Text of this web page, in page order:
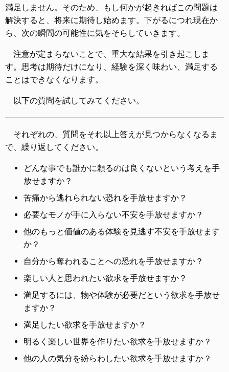
満足しません。そのため、もし何かが起きればこの問題は
解決すると、将来に期待し始めます。下がるにつれ現在か
ら、次の瞬間の可能性に気をそらしていきます。
注意が定まらないことで、重大な結果を引き起こしま
す。思考は期待だけになり、経験を深く味わい、満足する
ことはできなくなります。
以下の質問を試してみてください。
それぞれの、質問をそれ以上答えが見つからなくなるま
で、繰り返してください。
どんな事でも誰かに頼るのは良くないという考えを手
放せますか？
苦痛から逃れられない恐れを手放せますか？
必要なモノが手に入らない不安を手放せますか？
他のもっと価値のある体験を見逃す不安を手放せます
か？
自分から奪われることへの恐れを手放せますか？
楽しい人と思われたい欲求を手放せますか？
満足するには、物や体験が必要だという欲求を手放せ
ますか？
満足したい欲求を手放せますか？
明るく楽しい世界を作りたい欲求を手放せますか？
他の人の気分を紛らわしたい欲求を手放せますか？